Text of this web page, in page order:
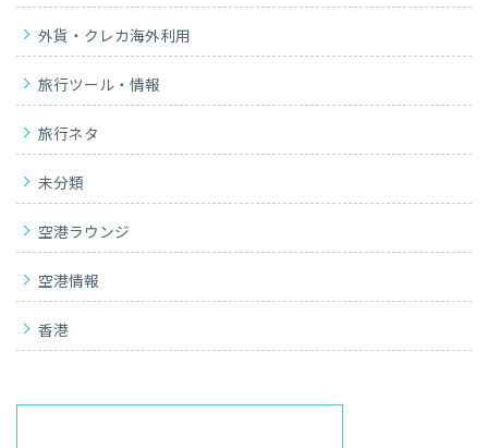
外貨・クレカ海外利用
旅行ツール・情報
旅行ネタ
未分類
空港ラウンジ
空港情報
香港